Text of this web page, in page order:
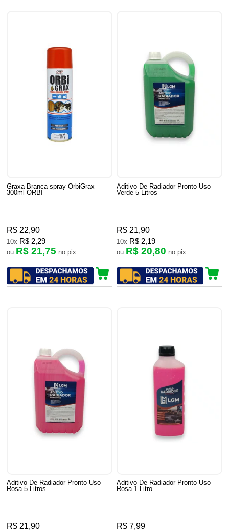
Graxa Branca spray OrbiGrax
300ml ORBI
R$ 22,90
10x R$ 2,29
ou R$ 21,75 no pix
Aditivo De Radiador Pronto Uso
Verde 5 Litros
R$ 21,90
10x R$ 2,19
ou R$ 20,80 no pix
Aditivo De Radiador Pronto Uso
Rosa 5 Litros
R$ 21,90
Aditivo De Radiador Pronto Uso
Rosa 1 Litro
R$ 7,99